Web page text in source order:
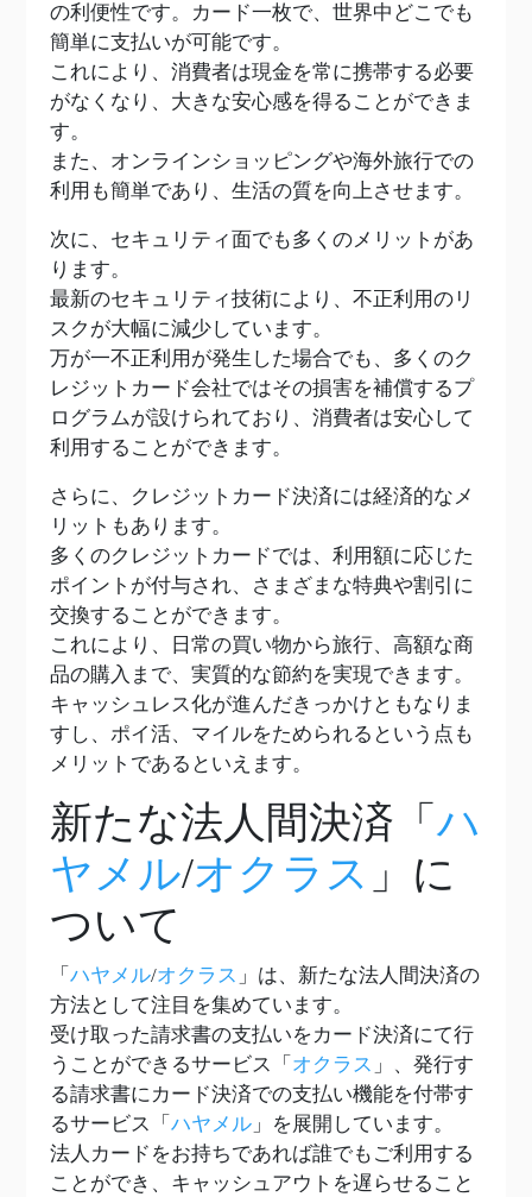
の利便性です。カード一枚で、世界中どこでも
簡単に支払いが可能です。
これにより、消費者は現金を常に携帯する必要
がなくなり、大きな安心感を得ることができま
す。
また、オンラインショッピングや海外旅行での
利用も簡単であり、生活の質を向上させます。
次に、セキュリティ面でも多くのメリットがあ
ります。
最新のセキュリティ技術により、不正利用のリ
スクが大幅に減少しています。
万が一不正利用が発生した場合でも、多くのク
レジットカード会社ではその損害を補償するプ
ログラムが設けられており、消費者は安心して
利用することができます。
さらに、クレジットカード決済には経済的なメ
リットもあります。
多くのクレジットカードでは、利用額に応じた
ポイントが付与され、さまざまな特典や割引に
交換することができます。
これにより、日常の買い物から旅行、高額な商
品の購入まで、実質的な節約を実現できます。
キャッシュレス化が進んだきっかけともなりま
すし、ポイ活、マイルをためられるという点も
メリットであるといえます。
新たな法人間決済「 ハ
ヤメル/オクラス 」に
ついて
「 ハヤメル/オクラス 」は、新たな法人間決済の
方法として注目を集めています。
受け取った請求書の支払いをカード決済にて行
うことができるサービス「 オクラス 」、発行す
る請求書にカード決済での支払い機能を付帯す
るサービス「 ハヤメル 」を展開しています。
法人カードをお持ちであれば誰でもご利用する
ことができ、キャッシュアウトを遅らせること